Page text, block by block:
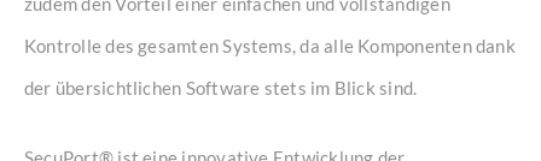
Kontrolle des gesamten Systems, da alle Komponenten dank
der übersichtlichen Software stets im Blick sind.